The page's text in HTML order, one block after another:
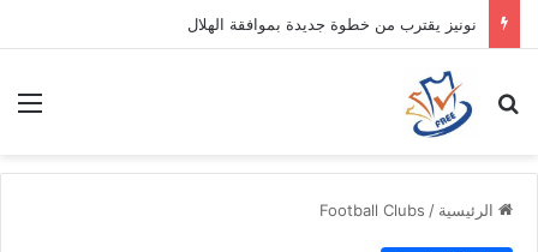
نونيز يقترب من خطوة جديدة بموافقة الهلال
بحث عن
الرئيسية /
Football Clubs